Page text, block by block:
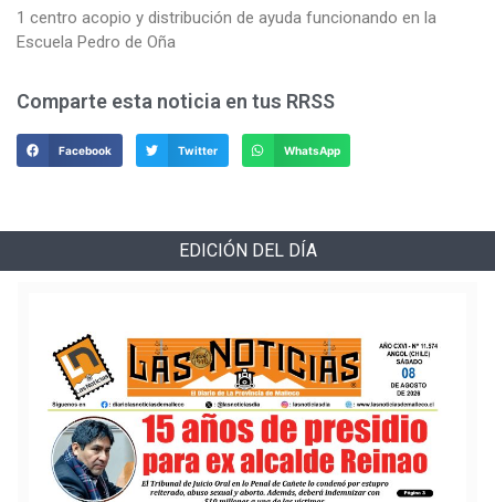
1 centro acopio y distribución de ayuda funcionando en la
Escuela Pedro de Oña
Comparte esta noticia en tus RRSS
Facebook Twitter WhatsApp
EDICIÓN DEL DÍA